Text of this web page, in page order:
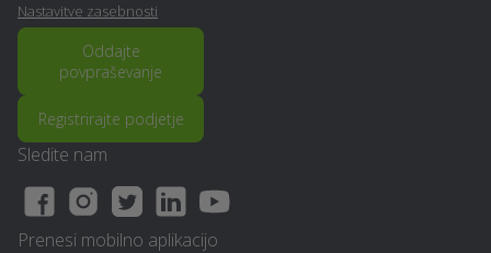
Ogrevanje z IR paneli -
Idrija
Izdelava ali prenova
fasade - Idrija
Manikerstvo / pedikerstvo
- Idrija
Nastavitve zasebnosti
Oddajte
povpraševanje
Registrirajte podjetje
Sledite nam
Prenesi mobilno aplikacijo